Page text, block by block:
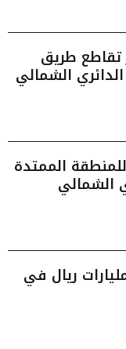
تقاطع طريق
الشمالي
الممتدة
الشمالي
العمارة السعودية.. تضخ 8 مليارات ريال في